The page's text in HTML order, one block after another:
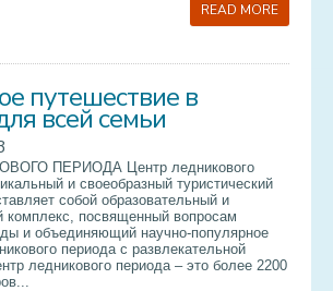
READ MORE
путешествие в
всей семьи
ПЕРИОДА Центр ледникового
и своеобразный туристический
собой образовательный и
комплекс, посвященный вопросам
и объединяющий научно-популярное
периода с развлекательной
ледникового периода – это более 2200